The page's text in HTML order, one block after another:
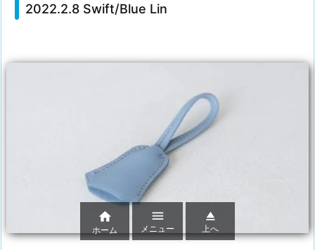
2022.2.8 Swift/Blue Lin

ホーム

メニュー

上へ